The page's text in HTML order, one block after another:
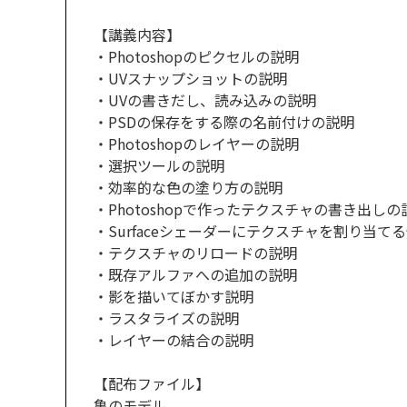
【講義内容】
・Photoshopのピクセルの説明
・UVスナップショットの説明
・UVの書きだし、読み込みの説明
・PSDの保存をする際の名前付けの説明
・Photoshopのレイヤーの説明
・選択ツールの説明
・効率的な色の塗り方の説明
・Photoshopで作ったテクスチャの書き出しの
・Surfaceシェーダーにテクスチャを割り当て
・テクスチャのリロードの説明
・既存アルファへの追加の説明
・影を描いてぼかす説明
・ラスタライズの説明
・レイヤーの結合の説明
【配布ファイル】